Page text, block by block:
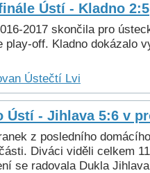
Ústí - Kladno 2:5
2017 skončila pro
play-off. Kladno dokázalo
Ústečtí Lvi
Ústí - Jihlava 5:6 v
z posledního
Diváci viděli celkem
se radovala Dukla